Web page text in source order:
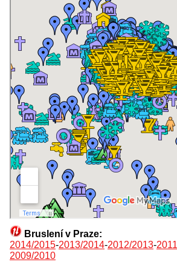
Bruslení v Praze:
2014/2015-2013/2014-2012/2013-
2009/2010